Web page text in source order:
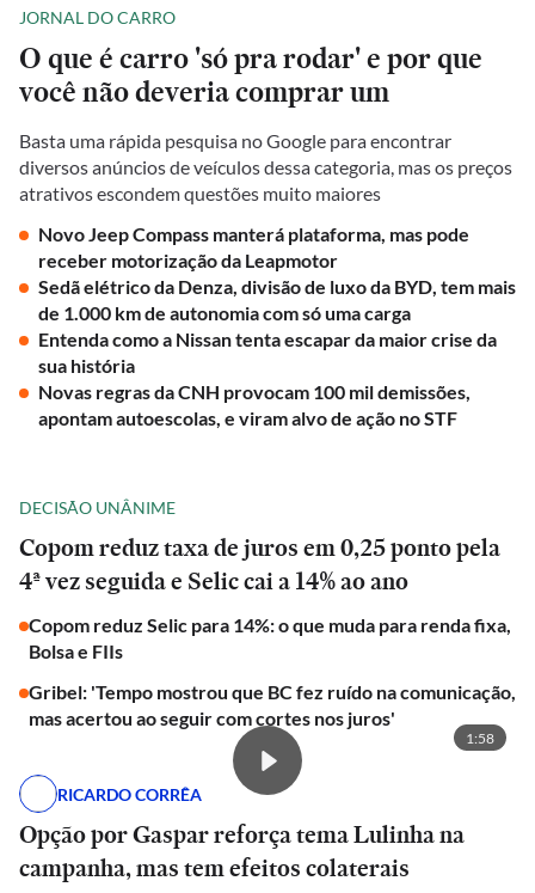
JORNAL DO CARRO
O que é carro 'só pra rodar' e por que
você não deveria comprar um
Basta uma rápida pesquisa no Google para encontrar
diversos anúncios de veículos dessa categoria, mas os preços
atrativos escondem questões muito maiores
Novo Jeep Compass manterá plataforma, mas pode
receber motorização da Leapmotor
Sedã elétrico da Denza, divisão de luxo da BYD, tem mais
de 1.000 km de autonomia com só uma carga
Entenda como a Nissan tenta escapar da maior crise da
sua história
Novas regras da CNH provocam 100 mil demissões,
apontam autoescolas, e viram alvo de ação no STF
DECISÃO UNÂNIME
Copom reduz taxa de juros em 0,25 ponto pela
4ª vez seguida e Selic cai a 14% ao ano
Copom reduz Selic para 14%: o que muda para renda fixa,
Bolsa e FIIs
Gribel: 'Tempo mostrou que BC fez ruído na comunicação,
mas acertou ao seguir com cortes nos juros'
1:58
RICARDO CORRÊA
Opção por Gaspar reforça tema Lulinha na
campanha, mas tem efeitos colaterais